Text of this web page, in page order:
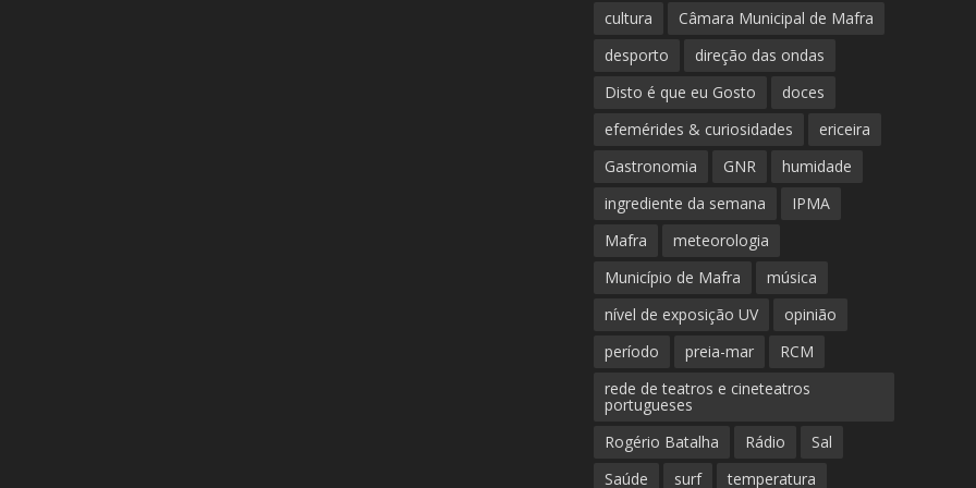
cultura
Câmara Municipal de Mafra
desporto
direção das ondas
Disto é que eu Gosto
doces
efemérides & curiosidades
ericeira
Gastronomia
GNR
humidade
ingrediente da semana
IPMA
Mafra
meteorologia
Município de Mafra
música
nível de exposição UV
opinião
período
preia-mar
RCM
rede de teatros e cineteatros
portugueses
Rogério Batalha
Rádio
Sal
Saúde
surf temperatura